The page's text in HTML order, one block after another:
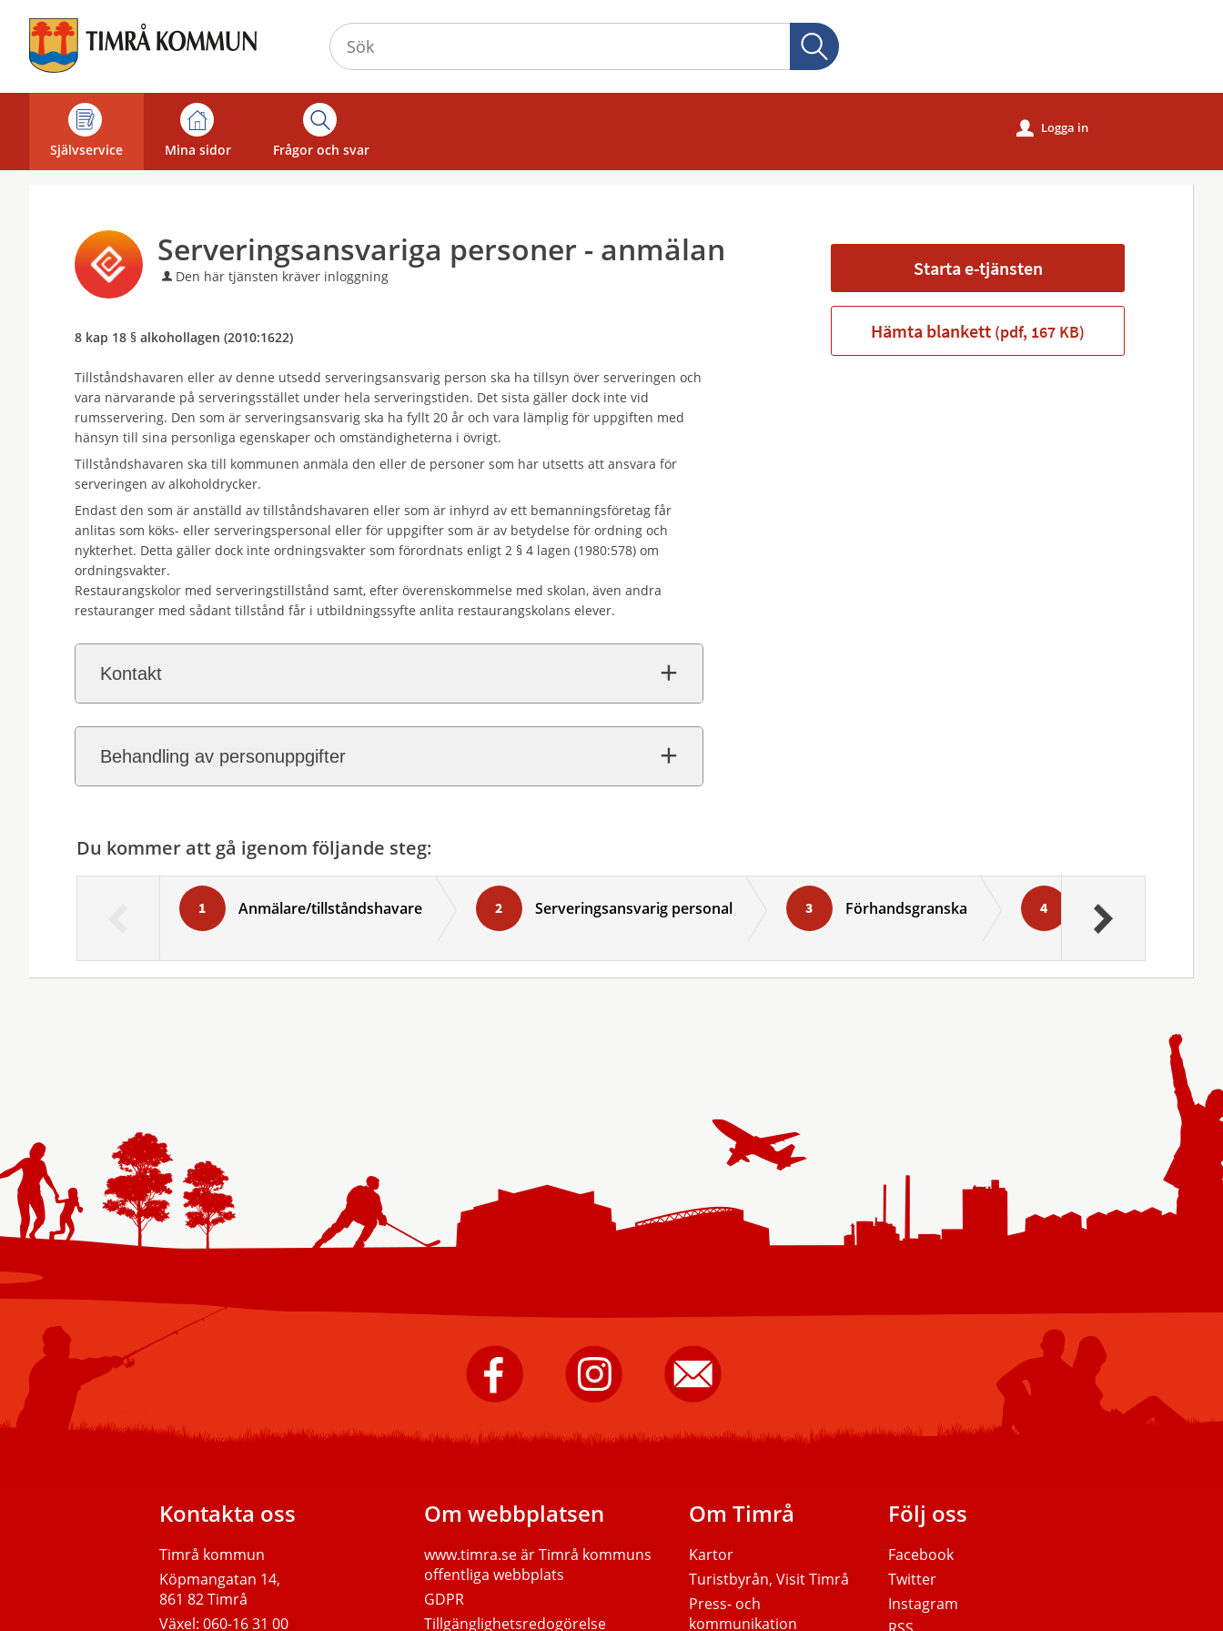
självservice
-
kommunSjälvservice Mina sidor Frågor och svar
u Logga in
Serveringsansvariga personer - anmälan
Den här tjänsten kräver inloggning
8 kap 18 § alkohollagen (2010:1622)
Tillståndshavaren eller av denne utsedd serveringsansvarig person ska ha tillsyn över serveringen och
vara närvarande på serveringsstället under hela serveringstiden. Det sista gäller dock inte vid
rumsservering. Den som är serveringsansvarig ska ha fyllt 20 år och vara lämplig för uppgiften med
hänsyn till sina personliga egenskaper och omständigheterna i övrigt.
Tillståndshavaren ska till kommunen anmäla den eller de personer som har utsetts att ansvara för
serveringen av alkoholdrycker.
Endast den som är anställd av tillståndshavaren eller som är inhyrd av ett bemanningsföretag får
anlitas som köks- eller serveringspersonal eller för uppgifter som är av betydelse för ordning och
nykterhet. Detta gäller dock inte ordningsvakter som förordnats enligt 2 § 4 lagen (1980:578) om
ordningsvakter.
Restaurangskolor med serveringstillstånd samt, efter överenskommelse med skolan, även andra
restauranger med sådant tillstånd får i utbildningssyfte anlita restaurangskolans elever.
Kontakt
Behandling av personuppgifter
Starta e-tjänsten
Hämta blankett (pdf, 167 KB)
Du kommer att gå igenom följande steg:
Anmälare/tillståndshavare Serveringsansvarig personal Förhandsgranska Signera och skicka in
Timrå
kommun
Facebook.
Timrå
kommun
på
Instagram.
Skicka
e-
post
till
kommun.
Kontakta oss
Timrå kommun
Köpmangatan 14,
861 82 Timrå
Växel:060-16 31 00
Om webbplatsen
www.timra.seär Timrå kommuns
offentliga webbplats
GDPR
Tillgänglighetsredogörelse
Om Timrå
Kartor
Turistbyrån, Visit Timrå
Press- och
kommunikation
Följ oss
Facebook
Twitter
Instagram